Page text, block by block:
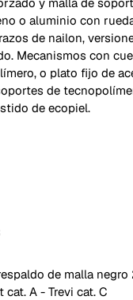
o aluminio con
de nailon,
Mecanismos con
o plato fijo de
de
de ecopiel.
de malla negro
A - Trevi cat. C